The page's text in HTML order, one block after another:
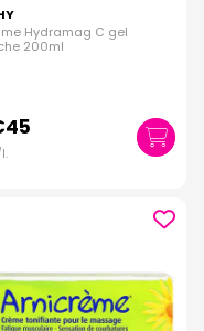
Hydramag C gel
200ml
45
l.